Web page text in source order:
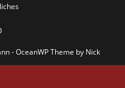
- OceanWP Theme by Nick